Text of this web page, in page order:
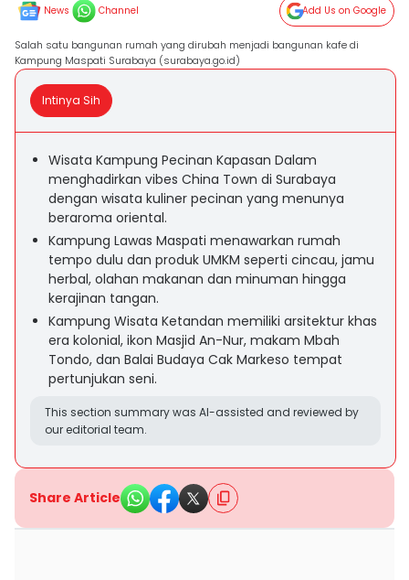
News Channel Add Us on Google
Salah satu bangunan rumah yang dirubah menjadi bangunan kafe di
Kampung Maspati Surabaya (surabaya.go.id)
Intinya Sih
Wisata Kampung Pecinan Kapasan Dalam
menghadirkan vibes China Town di Surabaya
dengan wisata kuliner pecinan yang menunya
beraroma oriental.
Kampung Lawas Maspati menawarkan rumah
tempo dulu dan produk UMKM seperti cincau, jamu
herbal, olahan makanan dan minuman hingga
kerajinan tangan.
Kampung Wisata Ketandan memiliki arsitektur khas
era kolonial, ikon Masjid An-Nur, makam Mbah
Tondo, dan Balai Budaya Cak Markeso tempat
pertunjukan seni.
This section summary was AI-assisted and reviewed by
our editorial team.
Share Article